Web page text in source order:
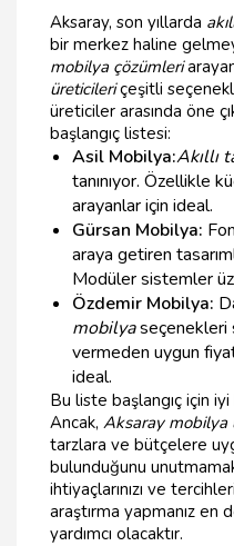
Aksaray, son yıllarda
bir merkez haline
mobilya çözümleri
üreticileriçeşitli
üreticiler arasında öne
başlangıç listesi:
Asil Mobilya:Akıllı
tanınıyor. Özellikle
arayanlar için ideal.
Gürsan Mobilya:
araya getiren
Modüler sistemler
Özdemir Mobilya:
mobilyaseçenekleri
vermeden uygun
ideal.
Bu liste başlangıç için
Ancak, Aksaray mobilya
tarzlara ve bütçelere
bulunduğunu
ihtiyaçlarınızı ve
araştırma yapmanız en
yardımcı olacaktır.